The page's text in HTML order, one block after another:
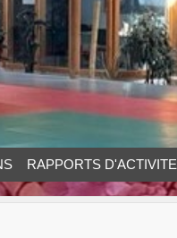
RAPPORTS D'ACTIVITE